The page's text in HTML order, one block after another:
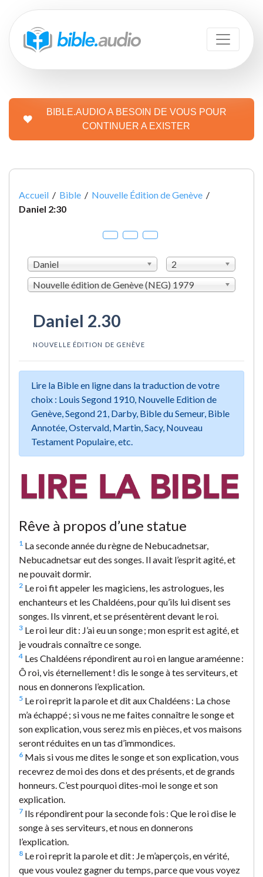
BIBLE.AUDIO A BESOIN DE VOUS POUR
CONTINUER A EXISTER
Accueil / Bible / Nouvelle Édition de Genève /
Daniel 2:30
Daniel
2
Nouvelle édition de Genève (NEG) 1979
Daniel 2.30
NOUVELLE ÉDITION DE GENÈVE
Lire la Bible en ligne dans la traduction de votre
choix : Louis Segond 1910, Nouvelle Edition de
Genève, Segond 21, Darby, Bible du Semeur, Bible
Annotée, Ostervald, Martin, Sacy, Nouveau
Testament Populaire, etc.
Rêve à propos d’une statue
1 La seconde année du règne de Nebucadnetsar,
Nebucadnetsar eut des songes. Il avait l’esprit agité, et
ne pouvait dormir.
2 Le roi fit appeler les magiciens, les astrologues, les
enchanteurs et les Chaldéens, pour qu’ils lui disent ses
songes. Ils vinrent, et se présentèrent devant le roi.
3 Le roi leur dit : J’ai eu un songe ; mon esprit est agité, et
je voudrais connaître ce songe.
4 Les Chaldéens répondirent au roi en langue araméenne :
Ô roi, vis éternellement ! dis le songe à tes serviteurs, et
nous en donnerons l’explication.
5 Le roi reprit la parole et dit aux Chaldéens : La chose
m’a échappé ; si vous ne me faites connaître le songe et
son explication, vous serez mis en pièces, et vos maisons
seront réduites en un tas d’immondices.
6 Mais si vous me dites le songe et son explication, vous
recevrez de moi des dons et des présents, et de grands
honneurs. C’est pourquoi dites-moi le songe et son
explication.
7 Ils répondirent pour la seconde fois : Que le roi dise le
songe à ses serviteurs, et nous en donnerons
l’explication.
8 Le roi reprit la parole et dit : Je m’aperçois, en vérité,
que vous voulez gagner du temps, parce que vous voyez